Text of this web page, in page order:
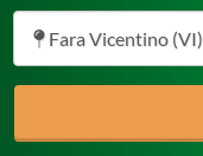
Fara Vicentino (VI)